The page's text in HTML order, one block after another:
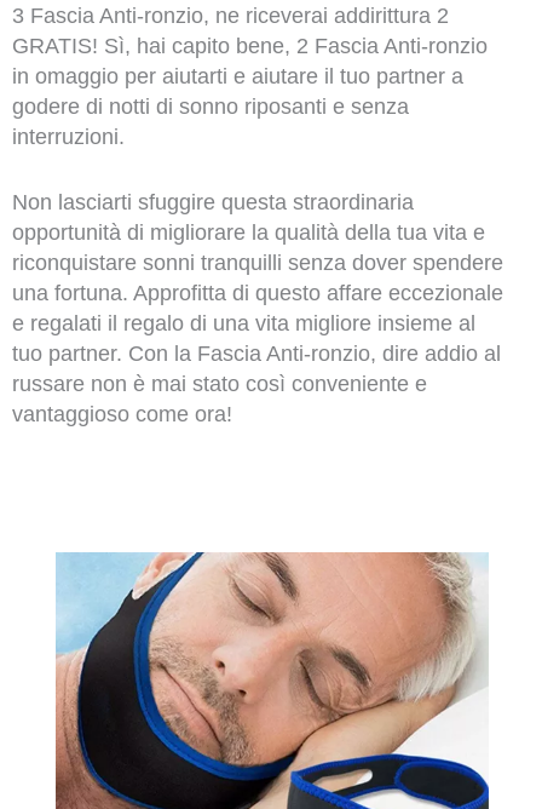
3 Fascia Anti-ronzio, ne riceverai addirittura 2
GRATIS! Sì, hai capito bene, 2 Fascia Anti-ronzio
in omaggio per aiutarti e aiutare il tuo partner a
godere di notti di sonno riposanti e senza
interruzioni.
Non lasciarti sfuggire questa straordinaria
opportunità di migliorare la qualità della tua vita e
riconquistare sonni tranquilli senza dover spendere
una fortuna. Approfitta di questo affare eccezionale
e regalati il regalo di una vita migliore insieme al
tuo partner. Con la Fascia Anti-ronzio, dire addio al
russare non è mai stato così conveniente e
vantaggioso come ora!